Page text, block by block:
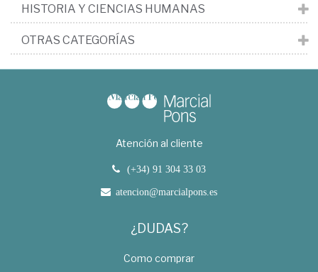
HISTORIA Y CIENCIAS HUMANAS
OTRAS CATEGORÍAS
Atención al cliente
(+34) 91 304 33 03
atencion@marcialpons.es
¿DUDAS?
Como comprar